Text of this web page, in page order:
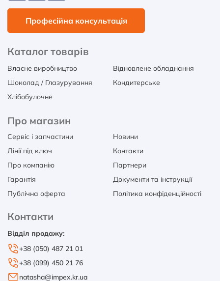
Професійна консультація
Каталог товарів
Власне виробництво
Відновлене обладнання
Шоколад / Глазурування
Кондитерське
Хлібобулочне
Про магазин
Сервіс і запчастини
Новини
Лінії під ключ
Контакти
Про компанію
Партнери
Гарантія
Документи та інструкції
Публічна оферта
Політика конфіденційності
Контакти
Відділ продажу:
+38 (050) 487 21 01
+38 (099) 450 21 76
natasha@impex.kr.ua